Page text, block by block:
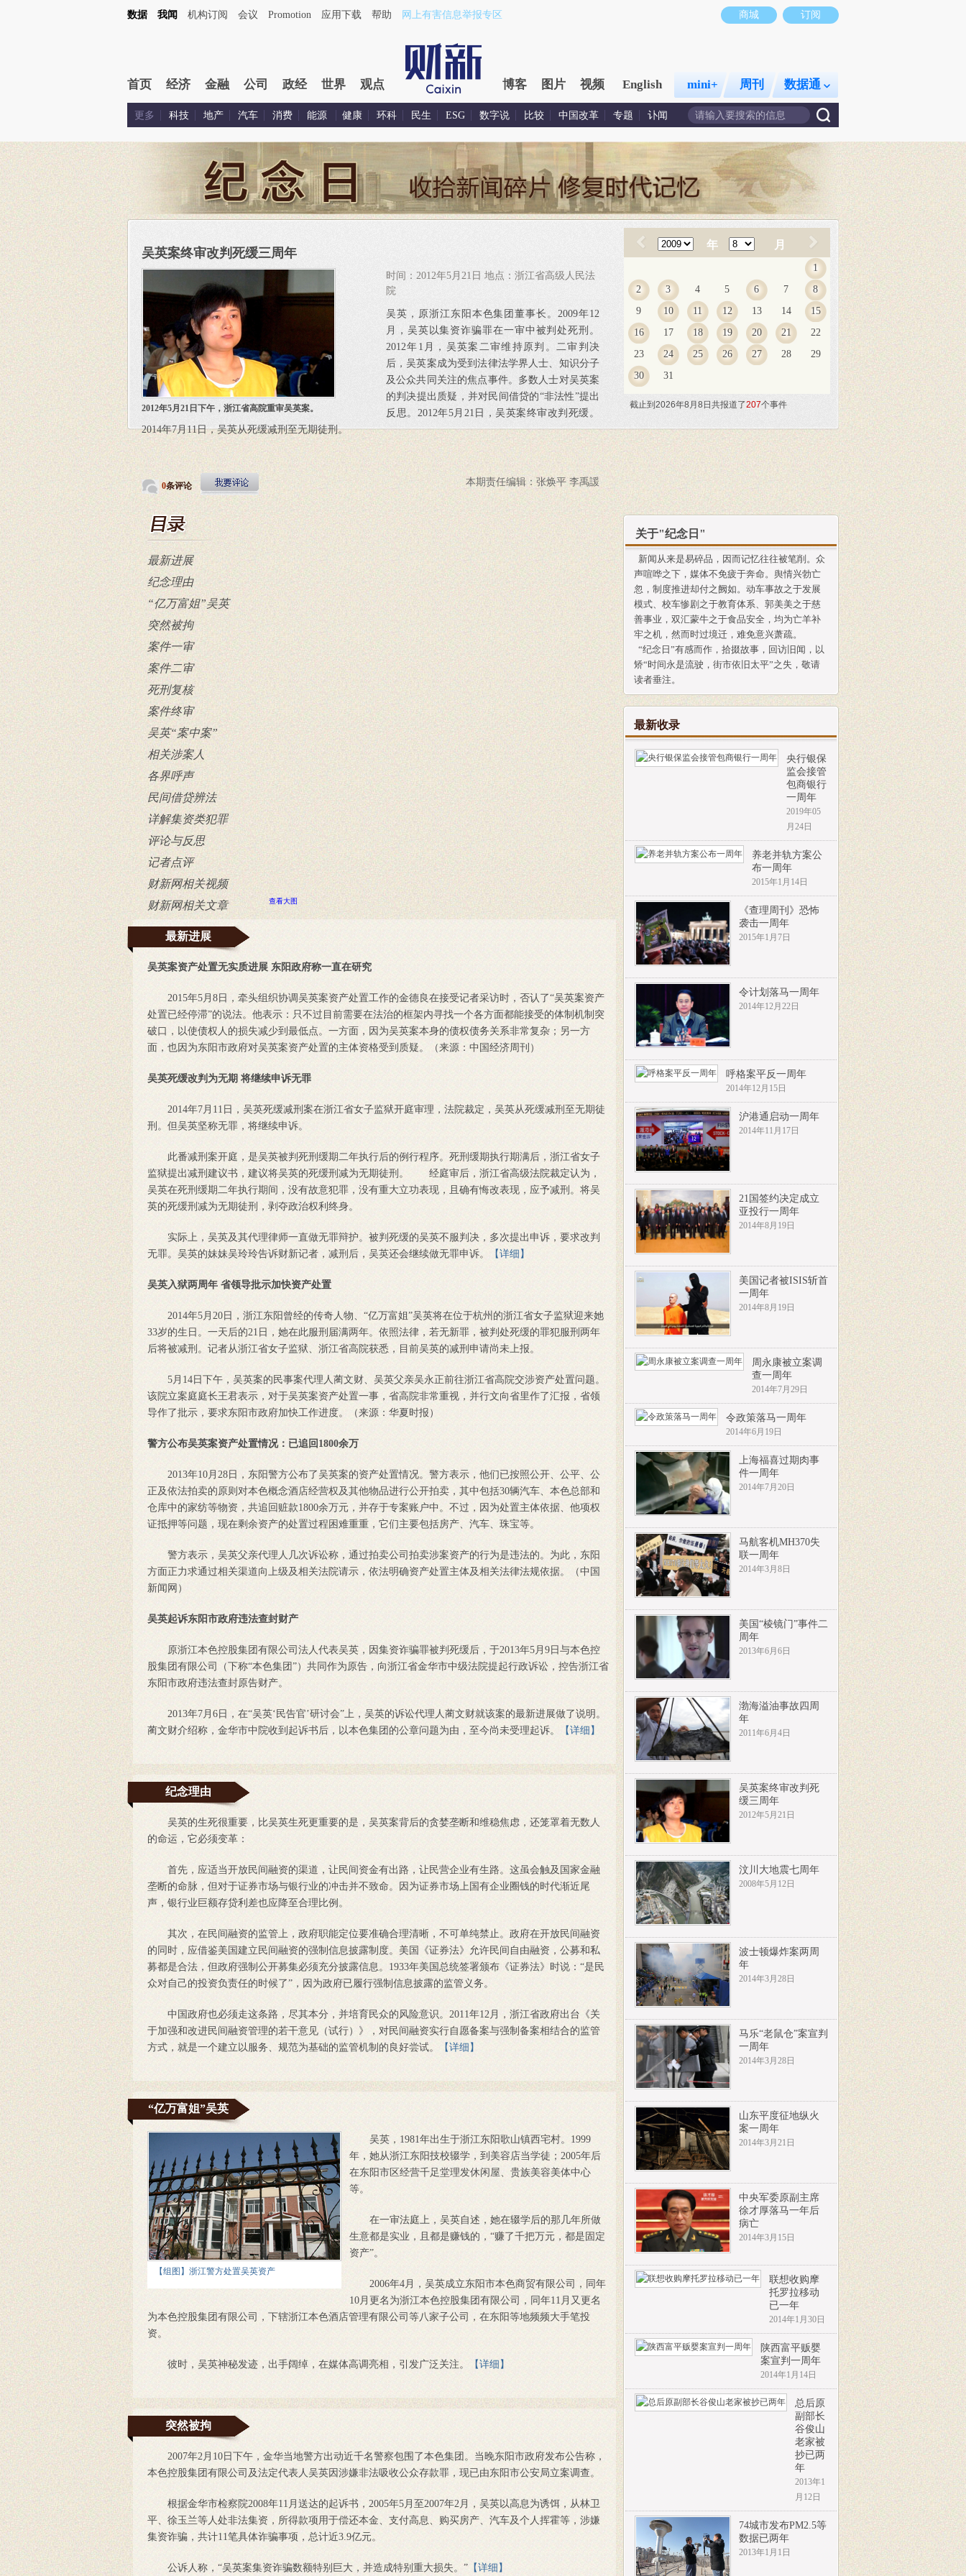
商城 订阅
数据 我闻 机构订阅 会议 Promotion 应用下载 帮助 网上有害信息举报专区
首页 经济 金融 公司 政经 世界 观点 博客 图片 视频 English mini+ 周刊 数据通
更多 科技 地产 汽车 消费 能源 健康 环科 民生 ESG 数字说 比较 中国改革 专题 讣闻
吴英案终审改判死缓三周年
2012年5月21日下午，浙江省高院重审吴英案。
时间：2012年5月21日 地点：浙江省高级人民法
院
吴英，原浙江东阳本色集团董事长。2009年12
月，吴英以集资诈骗罪在一审中被判处死刑。
2012年1月，吴英案二审维持原判。二审判决
后，吴英案成为受到法律法学界人士、知识分子
及公众共同关注的焦点事件。多数人士对吴英案
的判决提出质疑，并对民间借贷的“非法性”提出
反思。2012年5月21日，吴英案终审改判死缓。
2014年7月11日，吴英从死缓减刑至无期徒刑。
0条评论 本期责任编辑：张焕平 李禹諼
年 月
1
2
3 4 5 6 7
8
9
10 11 12 13 14
15
16
17 18 19 20 21
22
23
24 25 26 27 28
29
30
31
截止到2026年8月8日共报道了207个事件
最新进展
纪念理由
“亿万富姐”吴英
突然被拘
案件一审
案件二审
死刑复核
案件终审
吴英“案中案”
相关涉案人
各界呼声
民间借贷辨法
详解集资类犯罪
评论与反思
记者点评
财新网相关视频
财新网相关文章
查看大图
最新进展
吴英案资产处置无实质进展 东阳政府称一直在研究
2015年5月8日，牵头组织协调吴英案资产处置工作的金德良在接受记者采访时，否认了“吴英案资产
处置已经停滞”的说法。他表示：只不过目前需要在法治的框架内寻找一个各方面都能接受的体制机制突
破口，以使债权人的损失减少到最低点。一方面，因为吴英案本身的债权债务关系非常复杂；另一方
面，也因为东阳市政府对吴英案资产处置的主体资格受到质疑。（来源：中国经济周刊）
吴英死缓改判为无期 将继续申诉无罪
2014年7月11日，吴英死缓减刑案在浙江省女子监狱开庭审理，法院裁定，吴英从死缓减刑至无期徒
刑。但吴英坚称无罪，将继续申诉。
此番减刑案开庭，是吴英被判死刑缓期二年执行后的例行程序。死刑缓期执行期满后，浙江省女子
监狱提出减刑建议书，建议将吴英的死缓刑减为无期徒刑。 经庭审后，浙江省高级法院裁定认为，
吴英在死刑缓期二年执行期间，没有故意犯罪，没有重大立功表现，且确有悔改表现，应予减刑。将吴
英的死缓刑减为无期徒刑，剥夺政治权利终身。
实际上，吴英及其代理律师一直做无罪辩护。被判死缓的吴英不服判决，多次提出申诉，要求改判
无罪。吴英的妹妹吴玲玲告诉财新记者，减刑后，吴英还会继续做无罪申诉。
【详细】
吴英入狱两周年 省领导批示加快资产处置
2014年5月20日，浙江东阳曾经的传奇人物、“亿万富姐”吴英将在位于杭州的浙江省女子监狱迎来她
33岁的生日。一天后的21日，她在此服刑届满两年。依照法律，若无新罪，被判处死缓的罪犯服刑两年
后将被减刑。记者从浙江省女子监狱、浙江省高院获悉，目前吴英的减刑申请尚未上报。
5月14日下午，吴英案的民事案代理人蔺文财、吴英父亲吴永正前往浙江省高院交涉资产处置问题。
该院立案庭庭长王君表示，对于吴英案资产处置一事，省高院非常重视，并行文向省里作了汇报，省领
导作了批示，要求东阳市政府加快工作进度。（来源：华夏时报）
警方公布吴英案资产处置情况：已追回1800余万
2013年10月28日，东阳警方公布了吴英案的资产处置情况。警方表示，他们已按照公开、公平、公
正及依法拍卖的原则对本色概念酒店经营权及其他物品进行公开拍卖，其中包括30辆汽车、本色总部和
仓库中的家纺等物资，共追回赃款1800余万元，并存于专案账户中。不过，因为处置主体依据、他项权
证抵押等问题，现在剩余资产的处置过程困难重重，它们主要包括房产、汽车、珠宝等。
警方表示，吴英父亲代理人几次诉讼称，通过拍卖公司拍卖涉案资产的行为是违法的。为此，东阳
方面正力求通过相关渠道向上级及相关法院请示，依法明确资产处置主体及相关法律法规依据。（中国
新闻网）
吴英起诉东阳市政府违法查封财产
原浙江本色控股集团有限公司法人代表吴英，因集资诈骗罪被判死缓后，于2013年5月9日与本色控
股集团有限公司（下称“本色集团”）共同作为原告，向浙江省金华市中级法院提起行政诉讼，控告浙江省
东阳市政府违法查封原告财产。
2013年7月6日，在“吴英‘民告官’研讨会”上，吴英的诉讼代理人蔺文财就该案的最新进展做了说明。
蔺文财介绍称，金华市中院收到起诉书后，以本色集团的公章问题为由，至今尚未受理起诉。
【详细】
纪念理由
吴英的生死很重要，比吴英生死更重要的是，吴英案背后的贪婪垄断和维稳焦虑，还笼罩着无数人
的命运，它必须变革：
首先，应适当开放民间融资的渠道，让民间资金有出路，让民营企业有生路。这虽会触及国家金融
垄断的命脉，但对于证券市场与银行业的冲击并不致命。因为证券市场上国有企业圈钱的时代渐近尾
声，银行业巨额存贷利差也应降至合理比例。
其次，在民间融资的监管上，政府职能定位要准确合理清晰，不可单纯禁止。政府在开放民间融资
的同时，应借鉴美国建立民间融资的强制信息披露制度。美国《证券法》允许民间自由融资，公募和私
募都是合法，但政府强制公开募集必须充分披露信息。1933年美国总统签署颁布《证券法》时说：“是民
众对自己的投资负责任的时候了”，因为政府已履行强制信息披露的监管义务。
中国政府也必须走这条路，尽其本分，并培育民众的风险意识。2011年12月，浙江省政府出台《关
于加强和改进民间融资管理的若干意见（试行）》，对民间融资实行自愿备案与强制备案相结合的监管
方式，就是一个建立以服务、规范为基础的监管机制的良好尝试。
【详细】
“亿万富姐”吴英
【组图】浙江警方处置吴英资产
吴英，1981年出生于浙江东阳歌山镇西宅村。1999
年，她从浙江东阳技校辍学，到美容店当学徒；2005年后
在东阳市区经营千足堂理发休闲屋、贵族美容美体中心
等。
在一审法庭上，吴英自述，她在辍学后的那几年所做
生意都是实业，且都是赚钱的，“赚了千把万元，都是固定
资产”。
2006年4月，吴英成立东阳市本色商贸有限公司，同年
10月更名为浙江本色控股集团有限公司，同年11月又更名
为本色控股集团有限公司，下辖浙江本色酒店管理有限公司等八家子公司，在东阳等地频频大手笔投
资。
彼时，吴英神秘发迹，出手阔绰，在媒体高调亮相，引发广泛关注。 【详细】
突然被拘
2007年2月10日下午，金华当地警方出动近千名警察包围了本色集团。当晚东阳市政府发布公告称，
本色控股集团有限公司及法定代表人吴英因涉嫌非法吸收公众存款罪，现已由东阳市公安局立案调查。
根据金华市检察院2008年11月送达的起诉书，2005年5月至2007年2月，吴英以高息为诱饵，从林卫
平、徐玉兰等人处非法集资，所得款项用于偿还本金、支付高息、购买房产、汽车及个人挥霍等，涉嫌
集资诈骗，共计11笔具体诈骗事项，总计近3.9亿元。
公诉人称，“吴英案集资诈骗数额特别巨大，并造成特别重大损失。” 【详细】
关于"纪念日"
新闻从来是易碎品，因而记忆往往被笔削。众
声喧哗之下，媒体不免疲于奔命。舆情兴勃亡
忽，制度推进却付之阙如。动车事故之于发展
模式、校车惨剧之于教育体系、郭美美之于慈
善事业，双汇蒙牛之于食品安全，均为亡羊补
牢之机，然而时过境迁，难免意兴萧疏。
“纪念日”有感而作，拾掇故事，回访旧闻，以
矫“时间永是流驶，街市依旧太平”之失，敬请
读者垂注。
最新收录
央行银保
监会接管
包商银行
一周年
2019年05
月24日
养老并轨方案公
布一周年
2015年1月14日
《查理周刊》恐怖
袭击一周年
2015年1月7日
令计划落马一周年
2014年12月22日
呼格案平反一周年
2014年12月15日
沪港通启动一周年
2014年11月17日
21国签约决定成立
亚投行一周年
2014年8月19日
美国记者被ISIS斩首
一周年
2014年8月19日
周永康被立案调
查一周年
2014年7月29日
令政策落马一周年
2014年6月19日
上海福喜过期肉事
件一周年
2014年7月20日
马航客机MH370失
联一周年
2014年3月8日
美国“棱镜门”事件二
周年
2013年6月6日
渤海溢油事故四周
年
2011年6月4日
吴英案终审改判死
缓三周年
2012年5月21日
汶川大地震七周年
2008年5月12日
波士顿爆炸案两周
年
2014年3月28日
马乐“老鼠仓”案宣判
一周年
2014年3月28日
山东平度征地纵火
案一周年
2014年3月21日
中央军委原副主席
徐才厚落马一年后
病亡
2014年3月15日
联想收购摩
托罗拉移动
已一年
2014年1月30日
陕西富平贩婴
案宣判一周年
2014年1月14日
总后原
副部长
谷俊山
老家被
抄已两
年
2013年1
月12日
74城市发布PM2.5等
数据已两年
2013年1月1日